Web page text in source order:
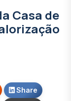
Casa de
Share